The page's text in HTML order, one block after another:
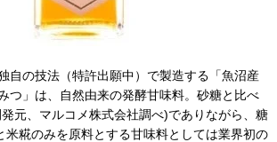
自の技法（特許出願中）で製造する「魚沼産
」は、自然由来の発酵甘味料。砂糖と比べ
元、マルコメ株式会社調べ)でありながら、糖
米糀のみを原料とする甘味料としては業界初の